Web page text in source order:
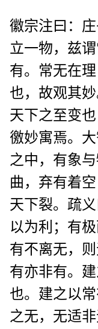
徽宗注曰：
立一物，兹
有。常无在
也，故观其
天下之至变
徼妙寓焉。
之中，有象
曲，弃有着
天下裂。疏
以为利；有
有不离无，
有亦非有。
也。建之以
之无，无适